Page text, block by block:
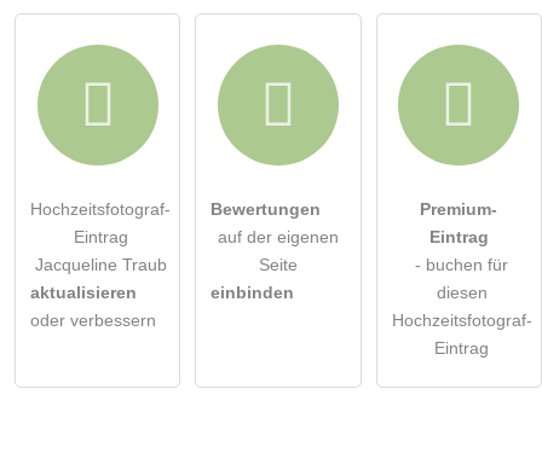
Hochzeitsfotograf-
Eintrag
Jacqueline Traub
aktualisieren
oder verbessern
Bewertungen
auf der eigenen
Seite
einbinden
Premium-
Eintrag
- buchen für
diesen
Hochzeitsfotograf-
Eintrag